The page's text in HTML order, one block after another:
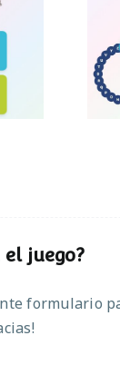
juego?
formulario